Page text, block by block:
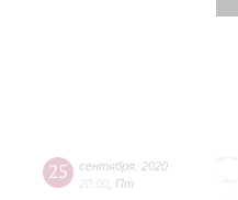
25 сентября 2020
20:00 Пт